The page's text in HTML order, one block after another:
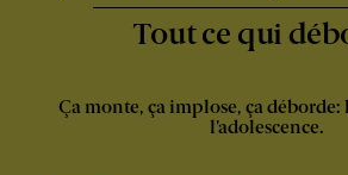
Tout ce qui
Ça monte, ça implose, ça déborde:
l’adolescence.